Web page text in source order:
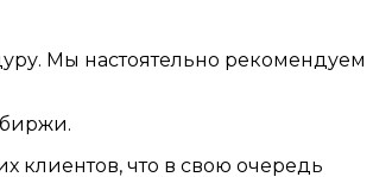
Мы настоятельно рекомендуем
клиентов, что в свою очередь